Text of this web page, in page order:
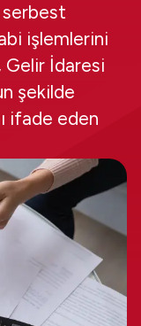
serbest
işlemlerini
Gelir İdaresi
şekilde
ifade eden